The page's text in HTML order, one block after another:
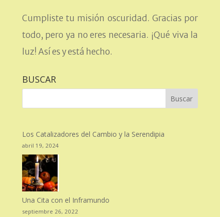
Cumpliste tu misión oscuridad. Gracias por
todo, pero ya no eres necesaria. ¡Qué viva la
luz! Así es y está hecho.
BUSCAR
Los Catalizadores del Cambio y la Serendipia
abril 19, 2024
Una Cita con el Inframundo
septiembre 26, 2022